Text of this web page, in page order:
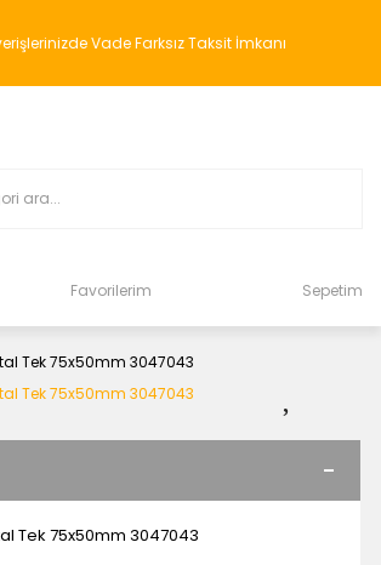
Vade Farksız Taksit İmkanı
Favorilerim Sepetim
Tek 75x50mm 3047043